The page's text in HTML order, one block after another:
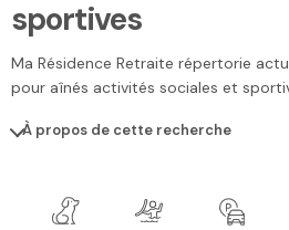
sportives
Ma Résidence Retraite répertorie
pour aînés activités sociales et
À propos de cette recherche